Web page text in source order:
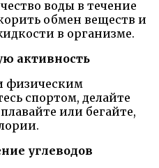
воды в течение
обмен веществ и
в организме.
активность
физическим
спортом, делайте
или бегайте,
углеводов